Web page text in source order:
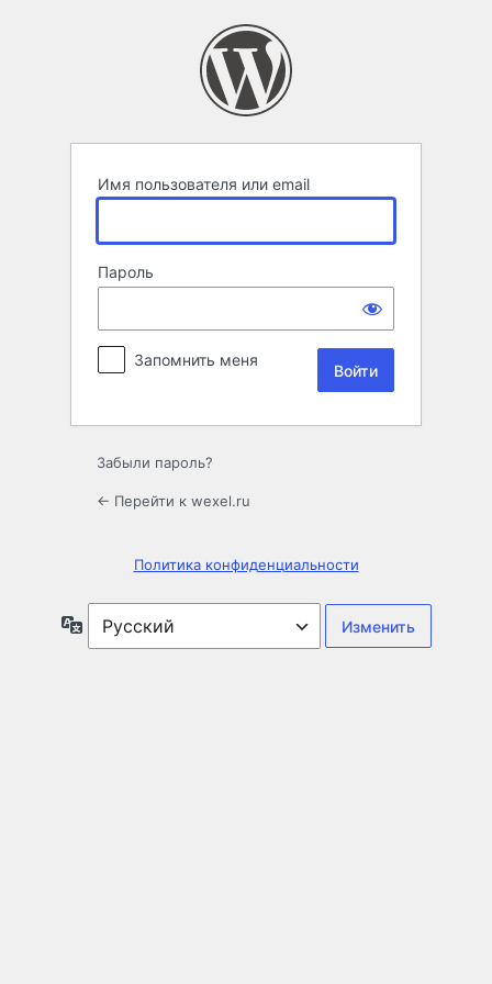
Имя пользователя или email
Пароль
Запомнить меня
Забыли пароль?
← Перейти к wexel.ru
Политика конфиденциальности
Язык